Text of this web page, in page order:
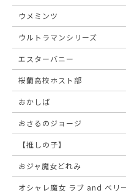
ウメミンツ
ウルトラマンシリーズ
エスターバニー
桜蘭高校ホスト部
おかしば
おさるのジョージ
【推しの子】
おジャ魔女どれみ
オシャレ魔女 ラブ and ベリ